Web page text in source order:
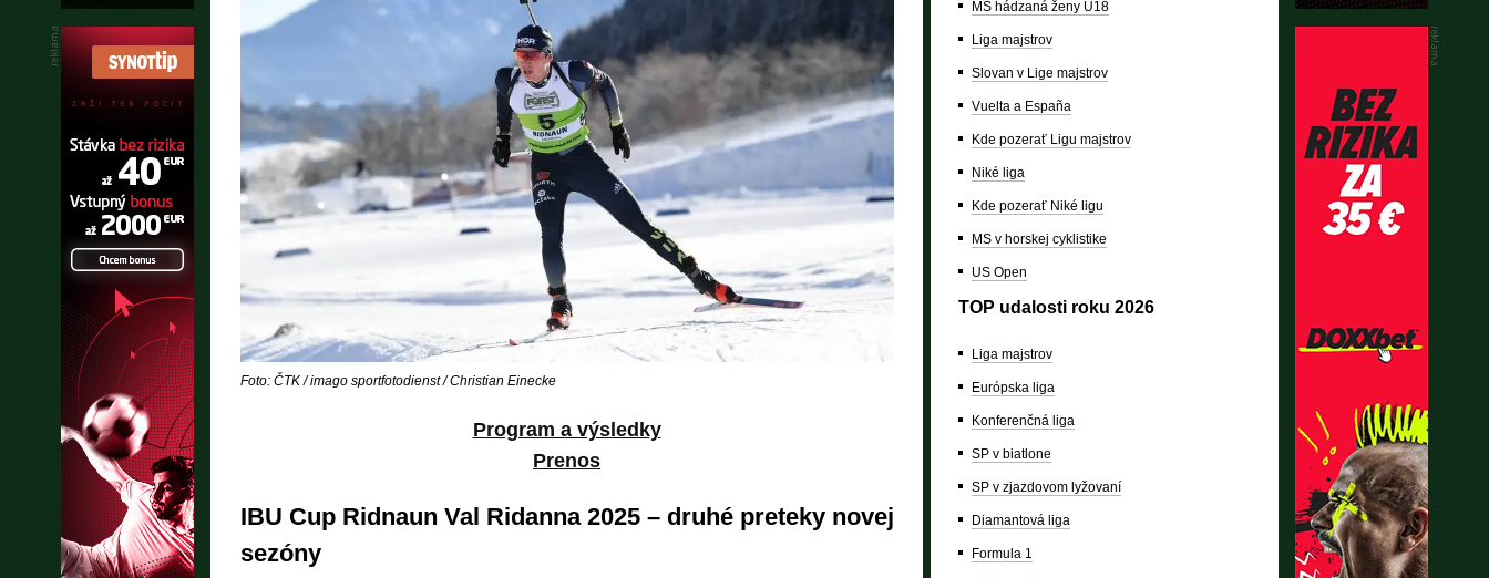
Foto: ČTK / imago sportfotodienst / Christian Einecke
Program a výsledky
Prenos
IBU Cup Ridnaun Val Ridanna 2025 – druhé preteky novej
sezóny
MS hádzaná ženy U18
Liga majstrov
Slovan v Lige majstrov
Vuelta a España
Kde pozerať Ligu majstrov
Niké liga
Kde pozerať Niké ligu
MS v horskej cyklistike
US Open
TOP udalosti roku 2026
Liga majstrov
Európska liga
Konferenčná liga
SP v biatlone
SP v zjazdovom lyžovaní
Diamantová liga
Formula 1